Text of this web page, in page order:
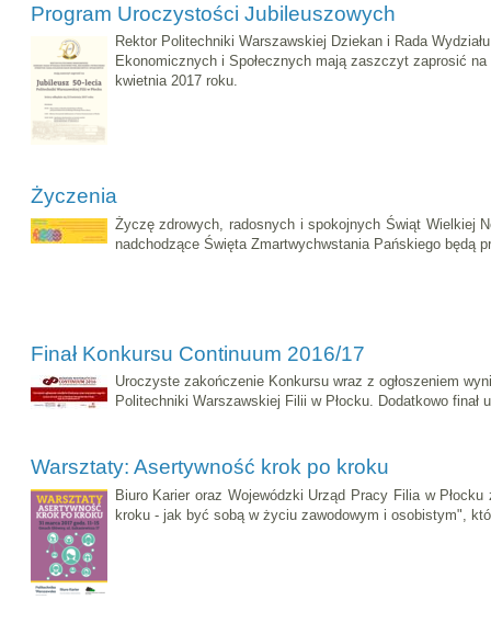
Program Uroczystości Jubileuszowych
Rektor Politechniki Warszawskiej Dziekan i Rada
Ekonomicznych i Społecznych mają zaszczyt zaprosić
kwietnia 2017 roku.
Życzenia
Życzę zdrowych, radosnych i spokojnych Świąt Wielkiej
nadchodzące Święta Zmartwychwstania Pańskiego będą
Finał Konkursu Continuum 2016/17
Uroczyste zakończenie Konkursu wraz z ogłoszeniem
Politechniki Warszawskiej Filii w Płocku. Dodatkowo
Warsztaty: Asertywność krok po kroku
Biuro Karier oraz Wojewódzki Urząd Pracy Filia w
kroku - jak być sobą w życiu zawodowym i osobistym",